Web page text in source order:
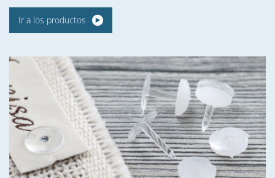
Ir a los productos